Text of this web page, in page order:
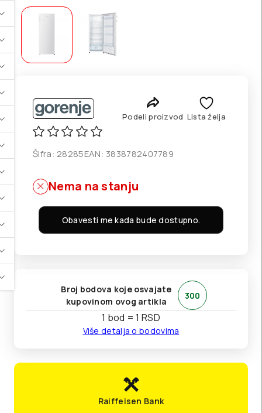
Podeli proizvod Lista želja
Šifra: 28285EAN: 3838782407789
Nema na stanju
Obavesti me kada bude dostupno.
Broj bodova koje osvajate
kupovinom ovog artikla
300
1 bod = 1 RSD
Više detalja o bodovima
Raiffeisen Bank